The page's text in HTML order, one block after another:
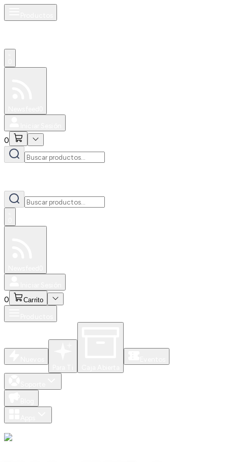
0
0 Carrito